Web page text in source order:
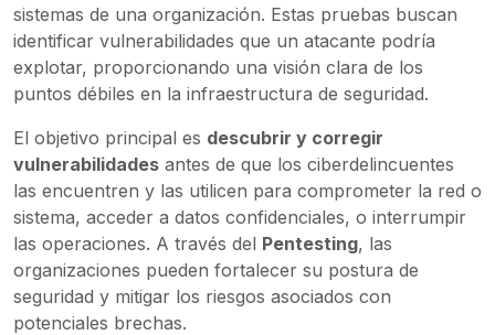
sistemas de una organización. Estas pruebas buscan
identificar vulnerabilidades que un atacante podría
explotar, proporcionando una visión clara de los
puntos débiles en la infraestructura de seguridad.
El objetivo principal es descubrir y corregir
vulnerabilidades antes de que los ciberdelincuentes
las encuentren y las utilicen para comprometer la red o
sistema, acceder a datos confidenciales, o interrumpir
las operaciones. A través del Pentesting, las
organizaciones pueden fortalecer su postura de
seguridad y mitigar los riesgos asociados con
potenciales brechas.